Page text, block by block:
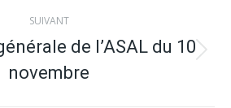
SUIVANT
suivant
de l’ASAL du 10
novembre